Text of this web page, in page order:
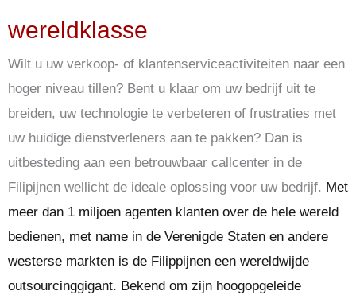
wereldklasse
Wilt u uw verkoop- of klantenserviceactiviteiten naar een
hoger niveau tillen? Bent u klaar om uw bedrijf uit te
breiden, uw technologie te verbeteren of frustraties met
uw huidige dienstverleners aan te pakken? Dan is
uitbesteding aan een betrouwbaar callcenter in de
Filipijnen wellicht de ideale oplossing voor uw bedrijf. Met
meer dan 1 miljoen agenten klanten over de hele wereld
bedienen, met name in de Verenigde Staten en andere
westerse markten is de Filippijnen een wereldwijde
outsourcinggigant. Bekend om zijn hoogopgeleide